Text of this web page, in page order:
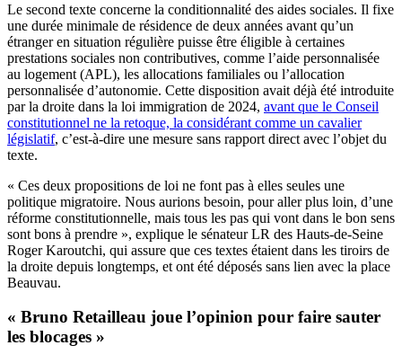
Le second texte concerne la conditionnalité des aides sociales. Il fixe
une durée minimale de résidence de deux années avant qu’un
étranger en situation régulière puisse être éligible à certaines
prestations sociales non contributives, comme l’aide personnalisée
au logement (APL), les allocations familiales ou l’allocation
personnalisée d’autonomie. Cette disposition avait déjà été introduite
par la droite dans la loi immigration de 2024, avant que le Conseil
constitutionnel ne la retoque, la considérant comme un cavalier
législatif, c’est-à-dire une mesure sans rapport direct avec l’objet du
texte.
« Ces deux propositions de loi ne font pas à elles seules une
politique migratoire. Nous aurions besoin, pour aller plus loin, d’une
réforme constitutionnelle, mais tous les pas qui vont dans le bon sens
sont bons à prendre », explique le sénateur LR des Hauts-de-Seine
Roger Karoutchi, qui assure que ces textes étaient dans les tiroirs de
la droite depuis longtemps, et ont été déposés sans lien avec la place
Beauvau.
« Bruno Retailleau joue l’opinion pour faire sauter
les blocages »